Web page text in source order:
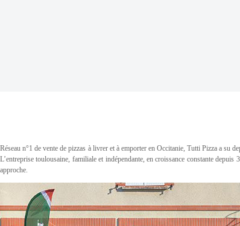
Réseau n°1 de vente de pizzas à livrer et à emporter en Occitanie, Tutti Pizza a su
L’entreprise toulousaine, familiale et indépendante, en croissance constante
approche.